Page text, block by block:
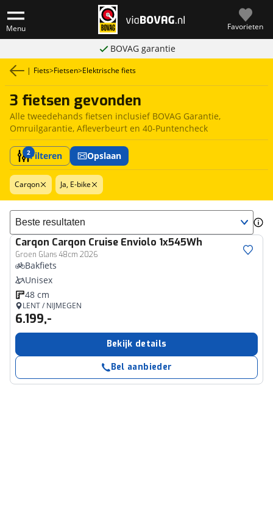
Menu Favorieten
BOVAG garantie
| Fiets>Fietsen>Elektrische fiets
3 fietsen gevonden
Alle tweedehands fietsen inclusief BOVAG Garantie,
Omruilgarantie, Afleverbeurt en 40-Puntencheck
2Filteren Opslaan
Carqon Ja, E-bike
Sorteer resultaten
Carqon Carqon Cruise Enviolo 1x545Wh
Groen Glans 48cm 2026
Bakfiets
Unisex
48 cm
LENT / NIJMEGEN
6.199,-
Bekijk details
Bel aanbieder